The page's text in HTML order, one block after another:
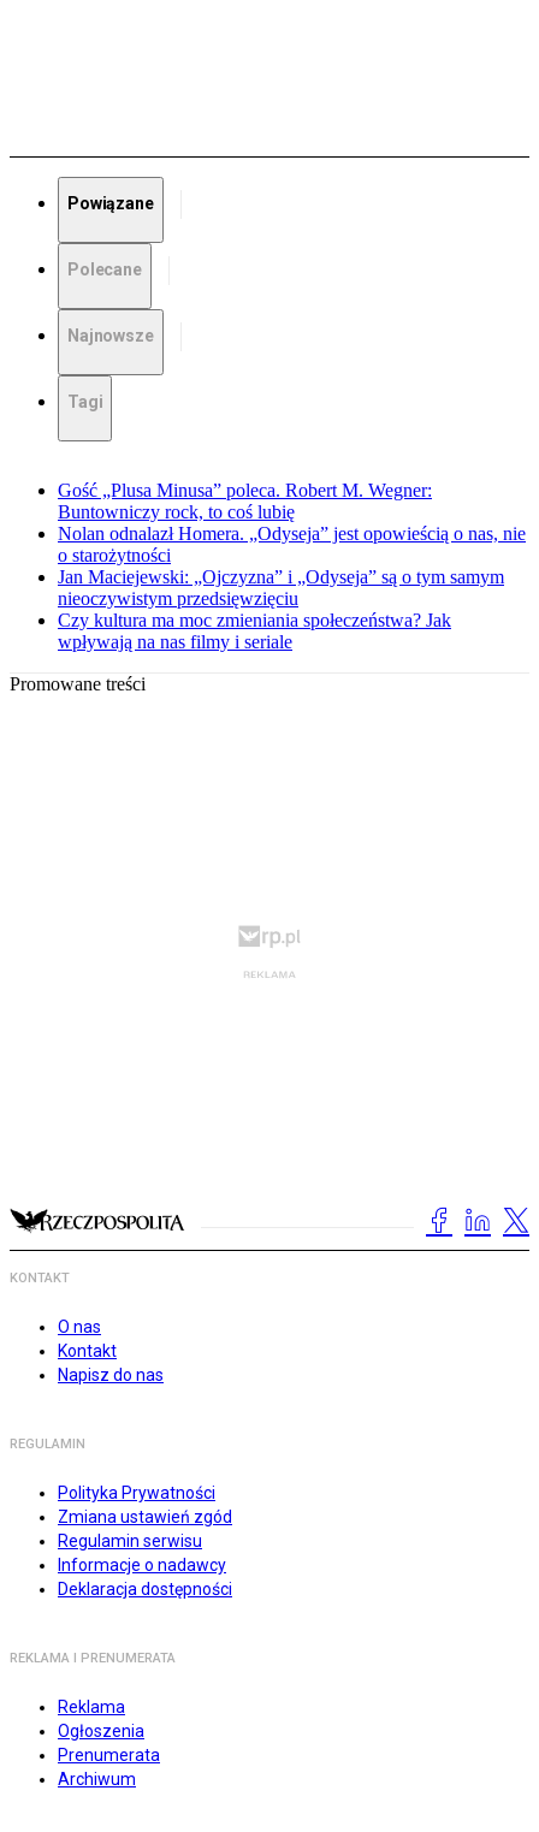
Powiązane
Polecane
Najnowsze
Tagi
Gość „Plusa Minusa” poleca. Robert M. Wegner:
Buntowniczy rock, to coś lubię
Nolan odnalazł Homera. „Odyseja” jest opowieścią o nas, nie
o starożytności
Jan Maciejewski: „Ojczyzna” i „Odyseja” są o tym samym
nieoczywistym przedsięwzięciu
Czy kultura ma moc zmieniania społeczeństwa? Jak
wpływają na nas filmy i seriale
Promowane treści
KONTAKT
O nas
Kontakt
Napisz do nas
REGULAMIN
Polityka Prywatności
Zmiana ustawień zgód
Regulamin serwisu
Informacje o nadawcy
Deklaracja dostępności
REKLAMA I PRENUMERATA
Reklama
Ogłoszenia
Prenumerata
Archiwum